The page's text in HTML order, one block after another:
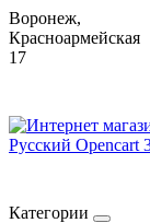
Воронеж,
Красноармейская
17
Категории